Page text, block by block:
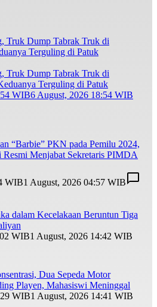
Truk Dump Tabrak Truk di
Terguling di Patuk
WIB6 August, 2026 18:54 WIB
“Barbie” PKN pada Pemilu 2024,
Menjabat Sekretaris PIMDA
WIB1 August, 2026 04:57 WIB
dalam Kecelakaan Beruntun Tiga
WIB1 August, 2026 14:42 WIB
Dua Sepeda Motor
Playen, Mahasiswi Meninggal
WIB1 August, 2026 14:41 WIB